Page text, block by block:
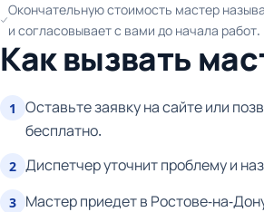
Окончательную стоимость мастер
и согласовывает с вами до начала работ.
Как вызвать
1
Оставьте заявку на сайте или
бесплатно.
2 Диспетчер уточнит проблему и
3 Мастер приедет в Ростове-на-